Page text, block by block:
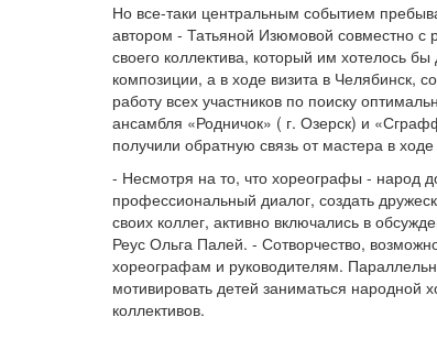
Но все-таки центральным событием
автором - Татьяной Изюмовой совместно с
своего коллектива, который им хотелось
композиции, а в ходе визита в Челябинск,
работу всех участников по поиску
ансамбля «Родничок» ( г. Озерск) и
получили обратную связь от мастера в
- Несмотря на то, что хореографы - народ
профессиональный диалог, создать
своих коллег, активно включались в
Реус Ольга Палей. - Сотворчество,
хореографам и руководителям.
мотивировать детей заниматься
коллективов.